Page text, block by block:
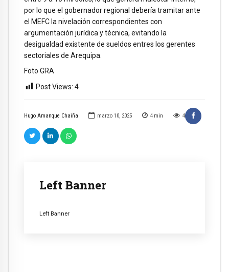
Hugo Amanque Chaiña marzo 10, 2025 4 min 4
Left Banner
Left Banner
por lo que el gobernador regional debería tramitar ante
el MEFC la nivelación correspondientes con
argumentación jurídica y técnica, evitando la
desigualdad existente de sueldos entres los gerentes
sectoriales de Arequipa.
Foto GRA
Post Views: 4